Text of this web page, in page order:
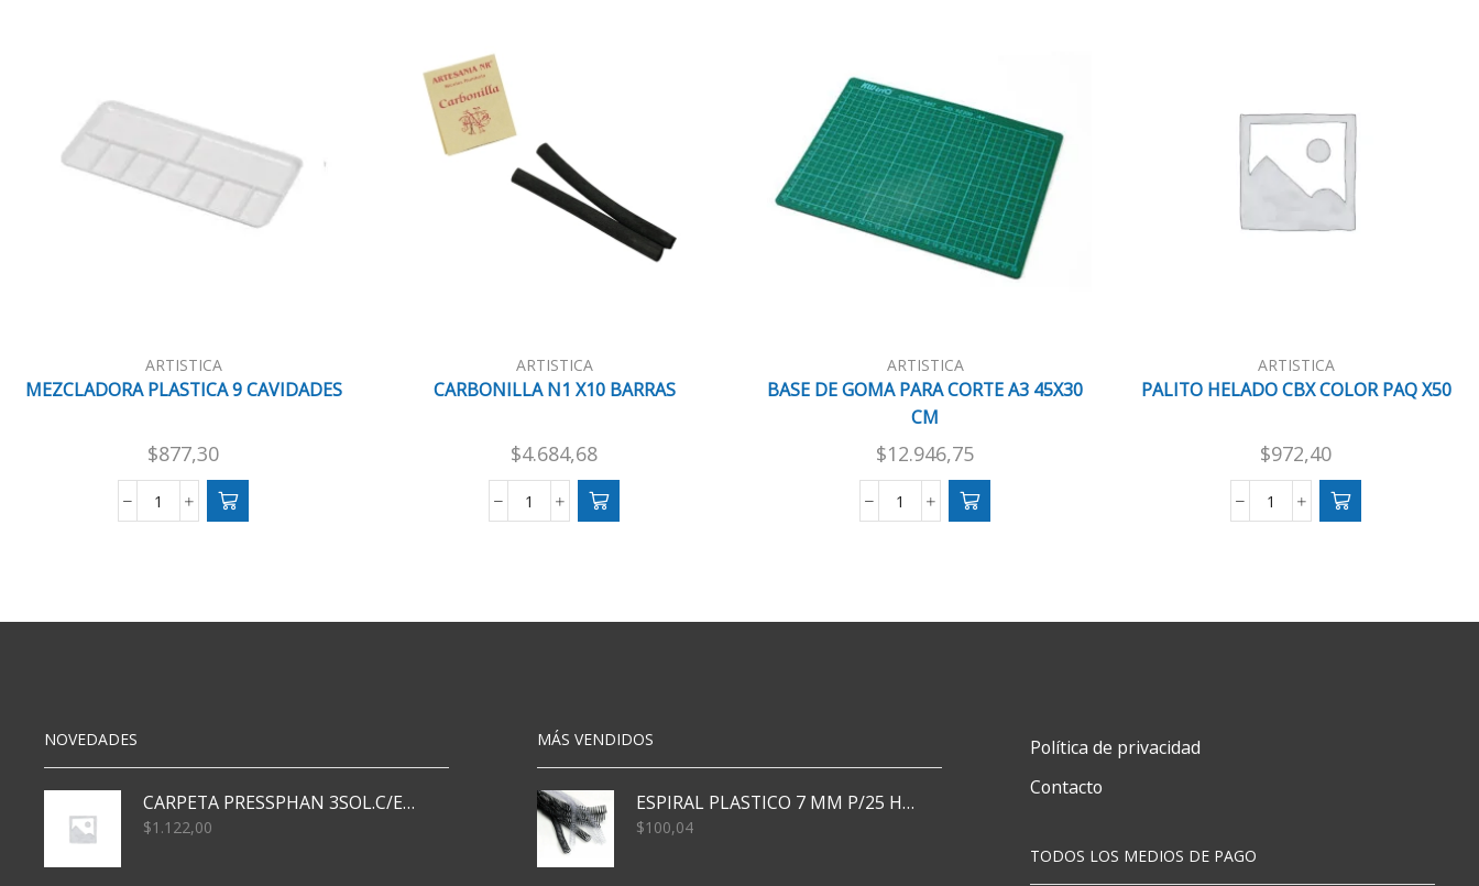
ARTISTICA
MEZCLADORA PLASTICA 9 CAVIDADES
$877,30
MEZCLADORA
ARTISTICA
CARBONILLA N1 X10 BARRAS
$4.684,68
CARBONILLA
ARTISTICA
BASE DE GOMA PARA CORTE A3 45X30
CM
$12.946,75
BASE
A3
ARTISTICA
PALITO HELADO CBX COLOR PAQ X50
$972,40
PALITO
X50
NOVEDADES
CARPETA PRESSPHAN 3SOL.C/ELAST MARRON A4 P01A
$1.122,00
MÁS VENDIDOS
ESPIRAL PLASTICO 7 MM P/25 HJS X50x3000
$100,04
Política de privacidad
Contacto
TODOS LOS MEDIOS DE PAGO